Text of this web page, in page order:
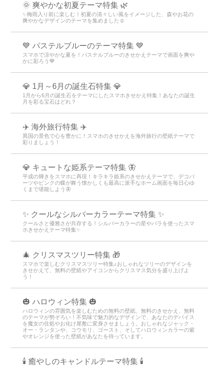
🌞 爽やかな初夏テーマ特集 🌿
✨梅雨入り前に楽しむ！初夏の清々しい風をイメージした、森やお花の
爽やかなデザインのテーマを集めました☺️
💙 パステルブルーのテーマ特集 💙
スマホで涼やかな夏を！パステルブルーのきせかえテーマで画面を爽や
かに彩ろう💙
💎 1月～6月の誕生石特集 💎
1月から6月の誕生石をテーマにしたスマホきせかえ特集！あなたの誕生
月を彩る宝石はどれ？
✈️ 海外旅行特集 ✈️
異国の景色で心を豊かに！スマホのきせかえを海外旅行の壁紙テーマで
彩りましょう！
💎 キュートな姫系テーマ特集 🦋
平成の輝きをスマホに再現！キラキラ姫系のきせかえテーマで、デコパ
ーツやピンクの蝶が舞う懐かしくも最高に派手なホーム画面を毎日心ゆ
くまで堪能しよう🦋
✨ クールなシルバーカラーテーマ特集 ✨
クールさと優雅さが共存する！シルバーカラーの星やバラを使ったスマ
ホきせかえテーマ特集✨
🎄 クリスマスツリー特集 🎁
スマホで楽しむクリスマスツリー特集♪おしゃれなツリーのデザインを
きせかえて、無料の壁紙やアイコンからクリスマス気分を盛り上げよ
う！
🎃 ハロウィン特集 🎃
ハロウィンの雰囲気を楽しむための無料の壁紙、無料のきせかえ、無料
のテーマが勢ぞろい！不気味で魅力的なデザインで、あなたのデバイス
を魔女の住処やお化け屋敷に変身させましょう。おしゃれなジャック・
オー・ランタンや、コウモリ、ゴースト、そしてハロウィンカラーの紫
やオレンジを使った壁紙があなたを待っています。
🕯️ 癒やしのキャンドルテーマ特集 🕯️